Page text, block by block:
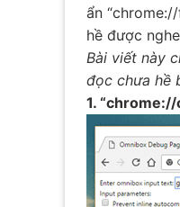
ẩn
hề được
Bài viết này
đọc chưa hề
1.